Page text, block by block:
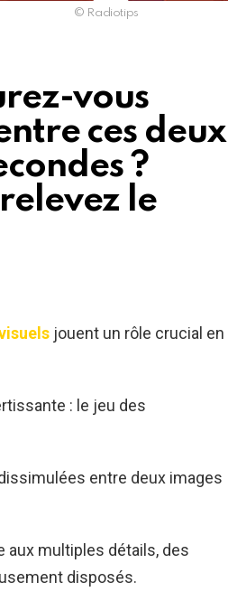
© Radiotips
vous
ces deux
?
le
jouent un rôle crucial en
: le jeu des
entre deux images
multiples détails, des
disposés.